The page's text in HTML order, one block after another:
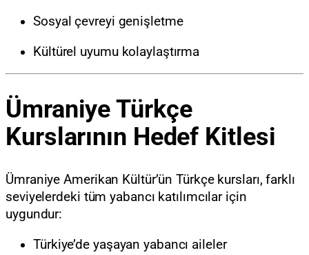
Sosyal çevreyi genişletme
Kültürel uyumu kolaylaştırma
Ümraniye Türkçe
Kurslarının Hedef Kitlesi
Ümraniye Amerikan Kültür’ün Türkçe kursları, farklı
seviyelerdeki tüm yabancı katılımcılar için
uygundur:
Türkiye’de yaşayan yabancı aileler